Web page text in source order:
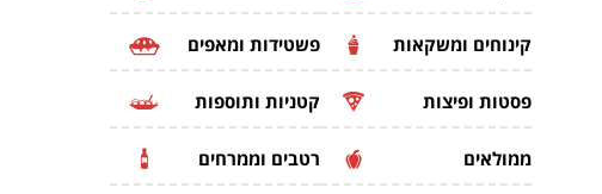
קינוחים ומשקאות פשטידות ומאפים
פסטות ופיצות קטניות ותוספות
ממולאים רטבים וממרחים